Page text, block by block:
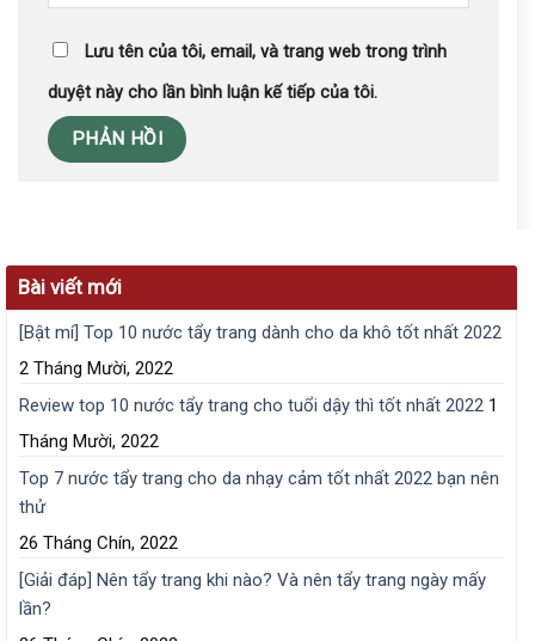
Lưu tên của tôi, email, và trang web trong trình
duyệt này cho lần bình luận kế tiếp của tôi.
Bài viết mới
[Bật mí] Top 10 nước tẩy trang dành cho da khô tốt nhất 2022
2 Tháng Mười, 2022
Review top 10 nước tẩy trang cho tuổi dậy thì tốt nhất 2022 1
Tháng Mười, 2022
Top 7 nước tẩy trang cho da nhạy cảm tốt nhất 2022 bạn nên
thử
26 Tháng Chín, 2022
[Giải đáp] Nên tẩy trang khi nào? Và nên tẩy trang ngày mấy
lần?